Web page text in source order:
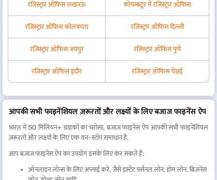
रजिस्ट्रार ऑफिस लखनऊ कोयम्बटूर में रजिस्ट्रार ऑफिस
रजिस्ट्रार ऑफिस कोलकाता रजिस्ट्रार ऑफिस दिल्ली
रजिस्ट्रार ऑफिस जयपुर रजिस्ट्रार ऑफिस पुणे
रजिस्ट्रार ऑफिस इंदौर रजिस्ट्रार ऑफिस चेन्नई
आपकी सभी फाइनेंशियल ज़रूरतों और लक्ष्यों के लिए बजाज फाइनेंस ऐप
भारत में 50 मिलियन+ ग्राहकों का भरोसा, बजाज फाइनेंस ऐप आपकी सभी फाइनेंशियल
ज़रूरतों और लक्ष्यों के लिए एक वन-स्टॉप समाधान है.
आप बजाज फाइनेंस ऐप का उपयोग इसके लिए कर सकते हैं:
ऑनलाइन लोन्स के लिए अप्लाई करें, जैसे इंस्टेंट पर्सनल लोन, होम लोन, बिज़नेस